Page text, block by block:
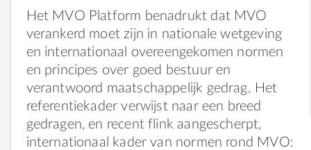
Het MVO Platform benadrukt dat MVO
verankerd moet zijn in nationale wetgeving
en internationaal overeengekomen normen
en principes over goed bestuur en
verantwoord maatschappelijk gedrag. Het
referentiekader verwijst naar een breed
gedragen, en recent flink aangescherpt,
internationaal kader van normen rond MVO: